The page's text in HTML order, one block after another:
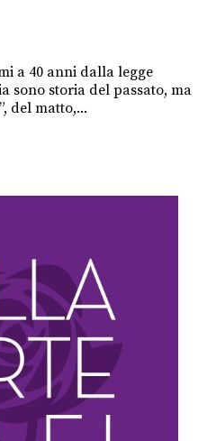
a 40 anni dalla legge
sono storia del passato, ma
del matto,...